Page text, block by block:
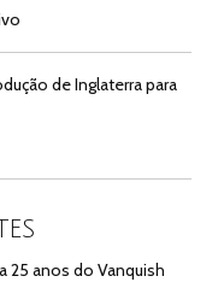
de Inglaterra para
25 anos do Vanquish